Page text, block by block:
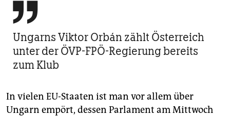

Ungarns Viktor Orbán zählt Österreich
unter der ÖVP-FPÖ-Regierung bereits
zum Klub
In vielen EU-Staaten ist man vor allem über
Ungarn empört, dessen Parlament am Mittwoch